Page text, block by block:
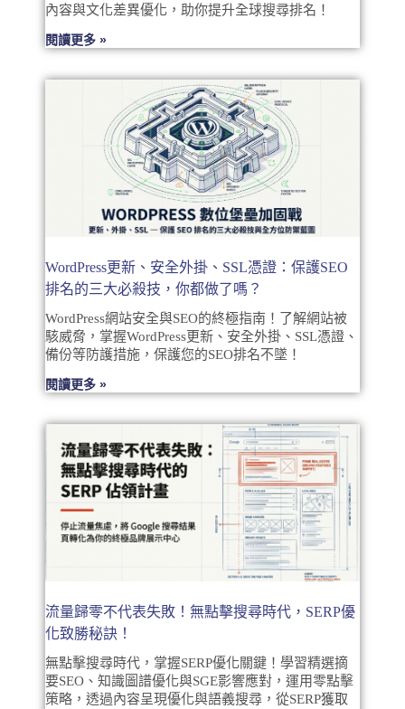
內容與文化差異優化，助你提升全球搜尋排名！
閱讀更多 »
WordPress更新、安全外掛、SSL憑證：保護SEO
排名的三大必殺技，你都做了嗎？
WordPress網站安全與SEO的終極指南！了解網站被
駭威脅，掌握WordPress更新、安全外掛、SSL憑證、
備份等防護措施，保護您的SEO排名不墜！
閱讀更多 »
流量歸零不代表失敗！無點擊搜尋時代，SERP優
化致勝秘訣！
無點擊搜尋時代，掌握SERP優化關鍵！學習精選摘
要SEO、知識圖譜優化與SGE影響應對，運用零點擊
策略，透過內容呈現優化與語義搜尋，從SERP獲取